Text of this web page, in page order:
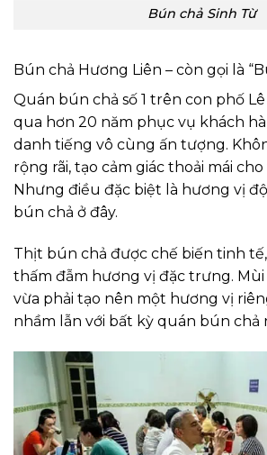
Bún chả Sinh Từ
Bún chả Hương Liên – còn gọi là
Quán bún chả số 1 trên con phố
qua hơn 20 năm phục vụ khách
danh tiếng vô cùng ấn tượng.
rộng rãi, tạo cảm giác thoải mái
Nhưng điều đặc biệt là hương vị
bún chả ở đây.
Thịt bún chả được chế biến tinh
thấm đẫm hương vị đặc trưng.
vừa phải tạo nên một hương vị
nhầm lẫn với bất kỳ quán bún chả